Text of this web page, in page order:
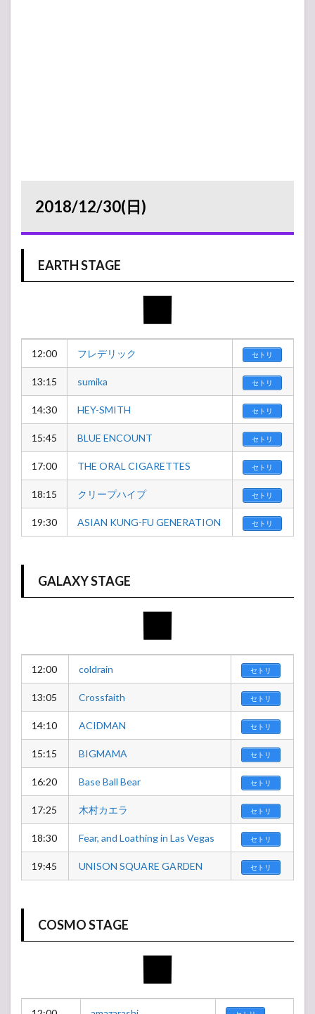
2018/12/30(日)
EARTH STAGE
12:00 フレデリック セトリ
13:15 sumika セトリ
14:30 HEY-SMITH セトリ
15:45 BLUE ENCOUNT セトリ
17:00 THE ORAL CIGARETTES セトリ
18:15 クリープハイプ セトリ
19:30 ASIAN KUNG-FU GENERATION セトリ
GALAXY STAGE
12:00 coldrain セトリ
13:05 Crossfaith セトリ
14:10 ACIDMAN セトリ
15:15 BIGMAMA セトリ
16:20 Base Ball Bear セトリ
17:25 木村カエラ セトリ
18:30 Fear, and Loathing in Las Vegas セトリ
19:45 UNISON SQUARE GARDEN セトリ
COSMO STAGE